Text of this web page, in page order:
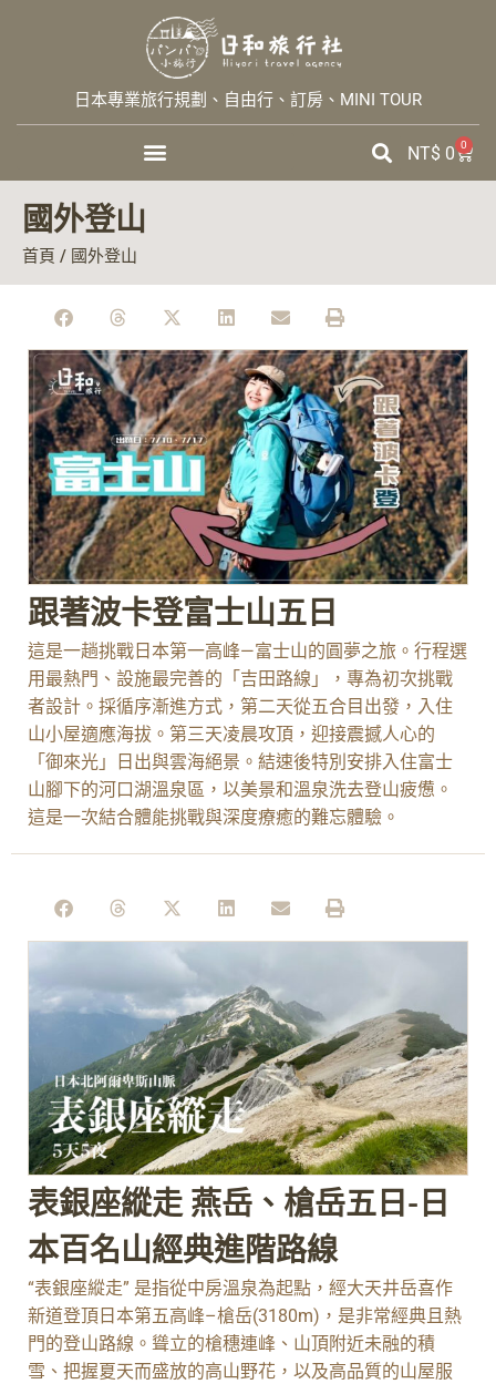
日本專業旅行規劃、自由行、訂房、MINI TOUR
NT$ 0 0
國外登山
首頁 / 國外登山
跟著波卡登富士山五日
這是一趟挑戰日本第一高峰—富士山的圓夢之旅。行程選
用最熱門、設施最完善的「吉田路線」，專為初次挑戰
者設計。採循序漸進方式，第二天從五合目出發，入住
山小屋適應海拔。第三天凌晨攻頂，迎接震撼人心的
「御來光」日出與雲海絕景。結速後特別安排入住富士
山腳下的河口湖溫泉區，以美景和溫泉洗去登山疲憊。
這是一次結合體能挑戰與深度療癒的難忘體驗。
表銀座縱走 燕岳、槍岳五日-日
本百名山經典進階路線
“表銀座縱走” 是指從中房溫泉為起點，經大天井岳喜作
新道登頂日本第五高峰–槍岳(3180m)，是非常經典且熱
門的登山路線。聳立的槍穗連峰、山頂附近未融的積
雪、把握夏天而盛放的高山野花，以及高品質的山屋服